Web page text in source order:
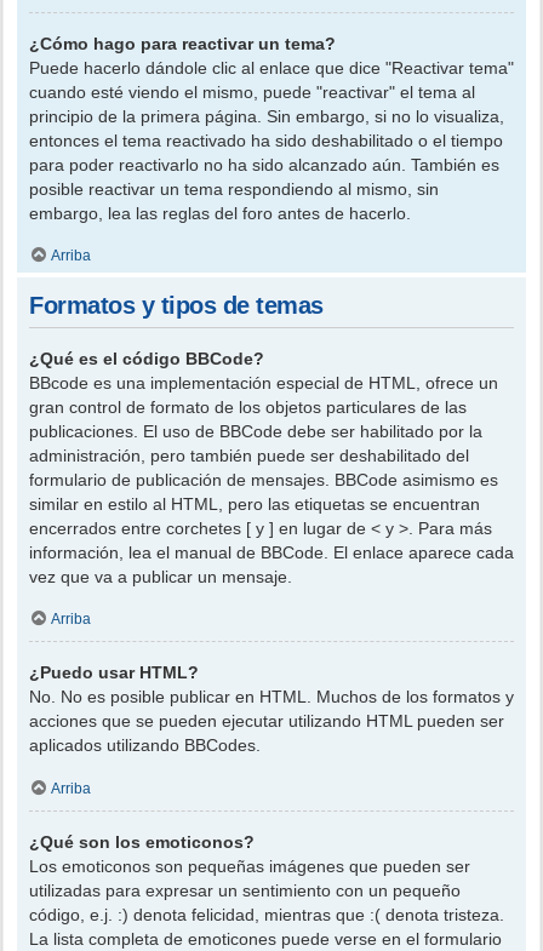
¿Cómo hago para reactivar un tema?
Puede hacerlo dándole clic al enlace que dice "Reactivar tema"
cuando esté viendo el mismo, puede "reactivar" el tema al
principio de la primera página. Sin embargo, si no lo visualiza,
entonces el tema reactivado ha sido deshabilitado o el tiempo
para poder reactivarlo no ha sido alcanzado aún. También es
posible reactivar un tema respondiendo al mismo, sin
embargo, lea las reglas del foro antes de hacerlo.
Arriba
Formatos y tipos de temas
¿Qué es el código BBCode?
BBcode es una implementación especial de HTML, ofrece un
gran control de formato de los objetos particulares de las
publicaciones. El uso de BBCode debe ser habilitado por la
administración, pero también puede ser deshabilitado del
formulario de publicación de mensajes. BBCode asimismo es
similar en estilo al HTML, pero las etiquetas se encuentran
encerrados entre corchetes [ y ] en lugar de < y >. Para más
información, lea el manual de BBCode. El enlace aparece cada
vez que va a publicar un mensaje.
Arriba
¿Puedo usar HTML?
No. No es posible publicar en HTML. Muchos de los formatos y
acciones que se pueden ejecutar utilizando HTML pueden ser
aplicados utilizando BBCodes.
Arriba
¿Qué son los emoticonos?
Los emoticonos son pequeñas imágenes que pueden ser
utilizadas para expresar un sentimiento con un pequeño
código, e.j. :) denota felicidad, mientras que :( denota tristeza.
La lista completa de emoticones puede verse en el formulario